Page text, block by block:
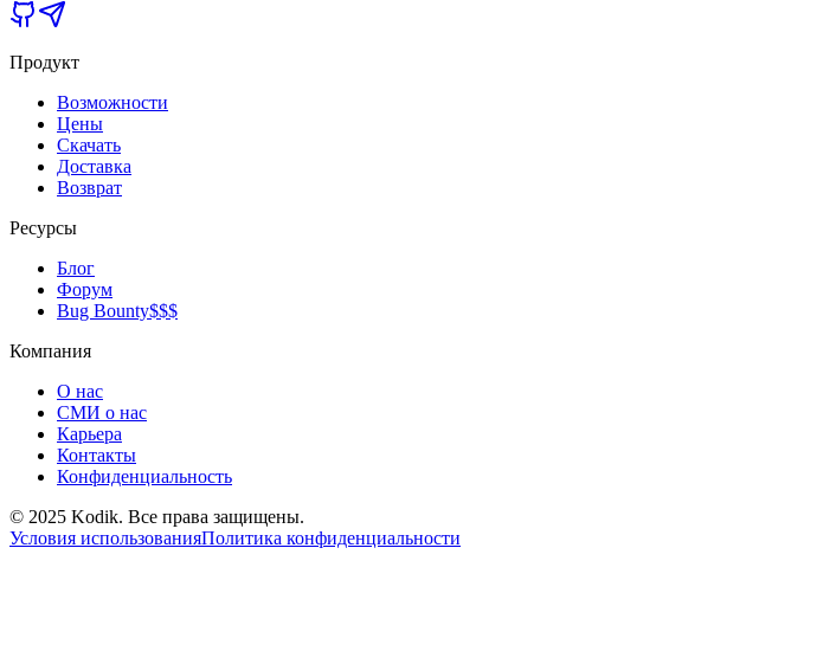
Продукт
Возможности
Цены
Скачать
Доставка
Возврат
Ресурсы
Блог
Форум
Bug Bounty$$$
Компания
О нас
СМИ о нас
Карьера
Контакты
Конфиденциальность
© 2025 Kodik. Все права защищены.
Условия использованияПолитика конфиденциальности